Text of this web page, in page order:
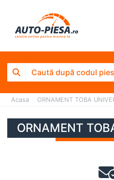
Acasa ORNAMENT TOBA
ORNAMENT